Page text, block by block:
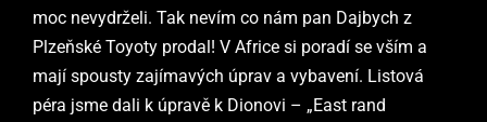
moc nevydrželi. Tak nevím co nám pan Dajbych z
Plzeňské Toyoty prodal! V Africe si poradí se vším a
mají spousty zajímavých úprav a vybavení. Listová
péra jsme dali k úpravě k Dionovi – „East rand